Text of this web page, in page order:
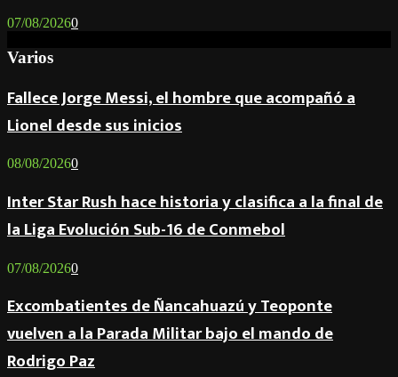
07/08/20260
Varios
Fallece Jorge Messi, el hombre que acompañó a
Lionel desde sus inicios
08/08/20260
Inter Star Rush hace historia y clasifica a la final de
la Liga Evolución Sub-16 de Conmebol
07/08/20260
Excombatientes de Ñancahuazú y Teoponte
vuelven a la Parada Militar bajo el mando de
Rodrigo Paz